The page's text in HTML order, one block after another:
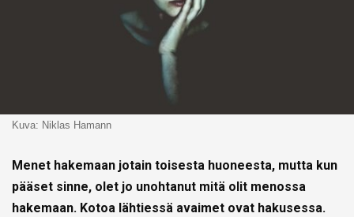
Kuva: Niklas Hamann
Menet hakemaan jotain toisesta huoneesta, mutta kun
pääset sinne, olet jo unohtanut mitä olit menossa
hakemaan. Kotoa lähtiessä avaimet ovat hakusessa.